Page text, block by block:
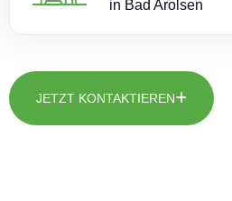
in Bad Arolsen
JETZT KONTAKTIEREN